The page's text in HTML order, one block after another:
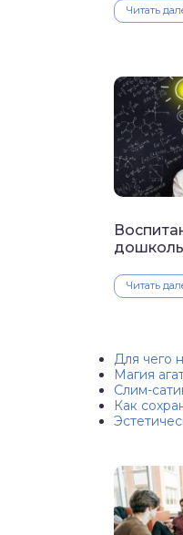
Читать
Читать
Для чего
Магия
Слим-
Как